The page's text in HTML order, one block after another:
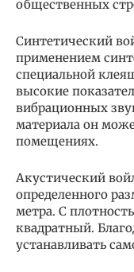
общественных
Синтетический
применением
специальной
высокие
вибрационных
материала он
помещениях.
Акустический
определенного
метра. С
квадратный.
устанавливать